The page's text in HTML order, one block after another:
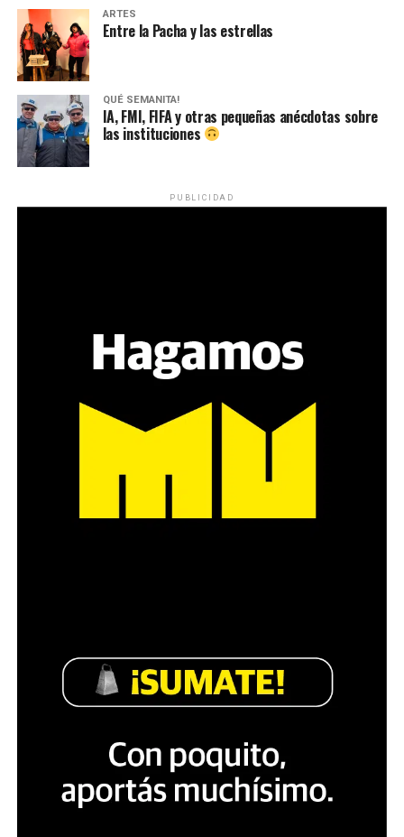
ARTES
Entre la Pacha y las estrellas
QUÉ SEMANITA!
IA, FMI, FIFA y otras pequeñas anécdotas sobre
las instituciones
PUBLICIDAD